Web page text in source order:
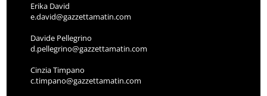
Erika David
e.david@gazzettamatin.com
Davide Pellegrino
d.pellegrino@gazzettamatin.com
Cinzia Timpano
c.timpano@gazzettamatin.com